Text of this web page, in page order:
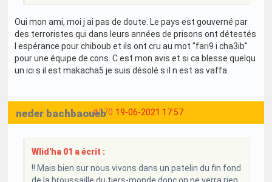
Oui mon ami, moi j ai pas de doute. Le pays est gouverné par
des terroristes qui dans leurs années de prisons ont détestés
l espérance pour chiboub et ils ont cru au mot "fari9 i cha3ib"
pour une équipe de cons. C est mon avis et si ca blesse quelqu
un ici s il est makacha5 je suis désolé s il n est as vaffa.
#370 19-06-2021 17:57
neder bachbaoueb
Wlid'ha 01 a écrit :
!! Mais bien sur nous vivons dans un patelin du fin fond